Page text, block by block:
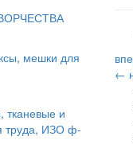
мешки для
тканевые и
труда, ИЗО ф-
←